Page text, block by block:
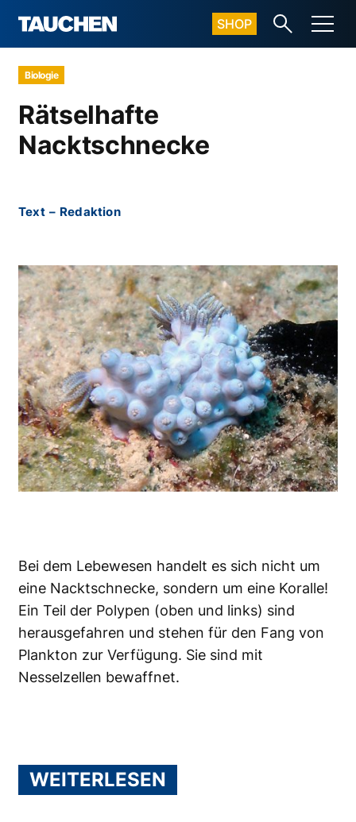
SHOP
Biologie
Rätselhafte
Nacktschnecke
Text – Redaktion
Bei dem Lebewesen handelt es sich nicht um
eine Nacktschnecke, sondern um eine Koralle!
Ein Teil der Polypen (oben und links) sind
herausgefahren und stehen für den Fang von
Plankton zur Verfügung. Sie sind mit
Nesselzellen bewaffnet.
WEITERLESEN